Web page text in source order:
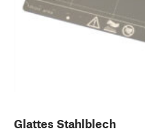
Glattes Stahlblech